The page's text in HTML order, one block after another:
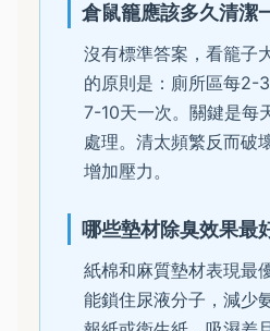
倉鼠籠應該多久清潔
沒有標準答案，看籠子
的原則是：廁所區每2-
7-10天一次。關鍵是每
處理。清太頻繁反而破
增加壓力。
哪些墊材除臭效果最
紙棉和麻質墊材表現最
能鎖住尿液分子，減少